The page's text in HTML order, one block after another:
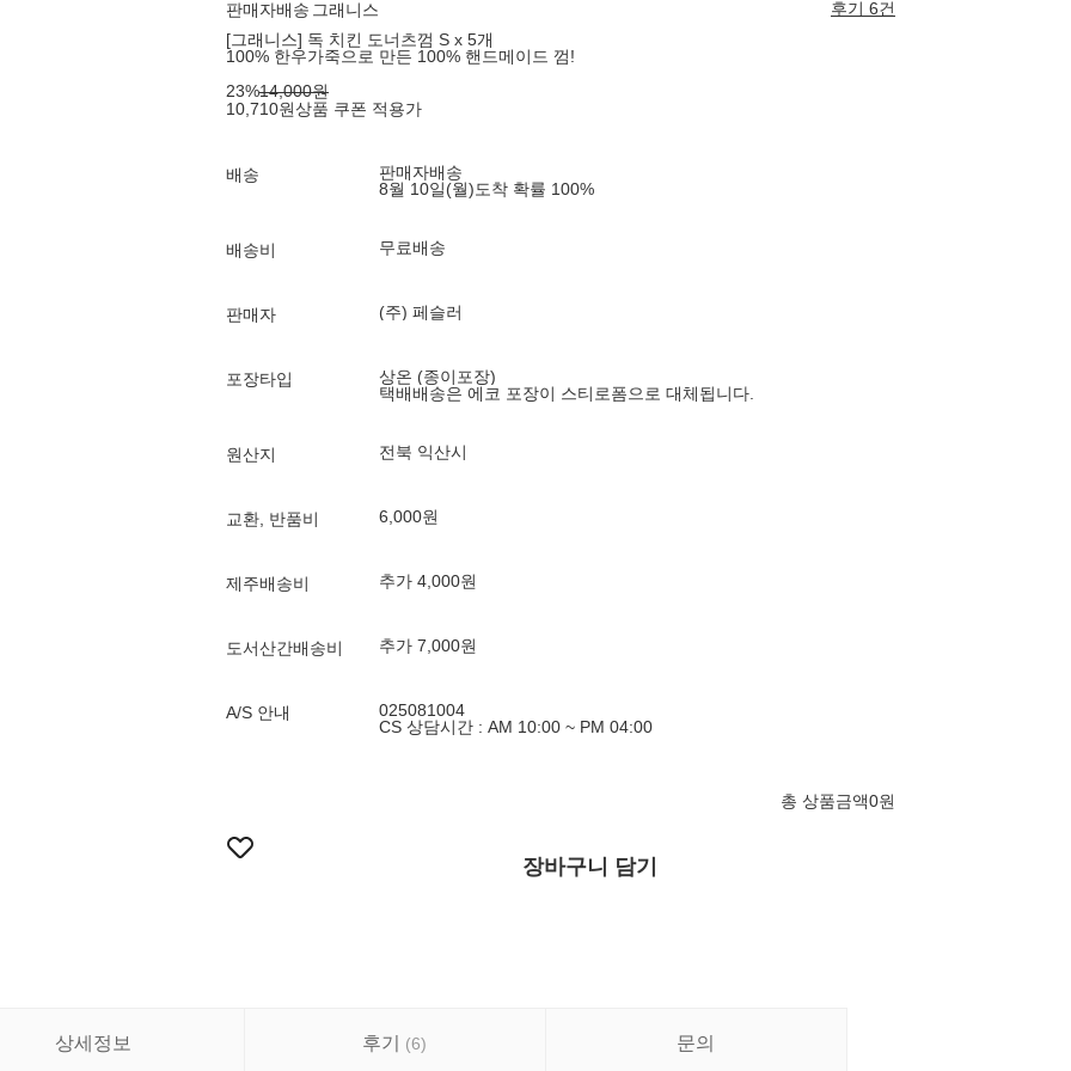
판매자배송 그래니스
후기 6건
[그래니스] 독 치킨 도너츠껌 S x 5개
100% 한우가죽으로 만든 100% 핸드메이드 껌!
23%14,000원
10,710원상품 쿠폰 적용가
배송
판매자배송
8월 10일(월)도착 확률 100%
배송비 무료배송
판매자 (주) 페슬러
포장타입
상온 (종이포장)
택배배송은 에코 포장이 스티로폼으로 대체됩니다.
원산지 전북 익산시
교환, 반품비 6,000원
제주배송비 추가 4,000원
도서산간배송비 추가 7,000원
A/S 안내
025081004
CS 상담시간 : AM 10:00 ~ PM 04:00
총 상품금액0원
장바구니 담기
상세정보 후기 (6) 문의